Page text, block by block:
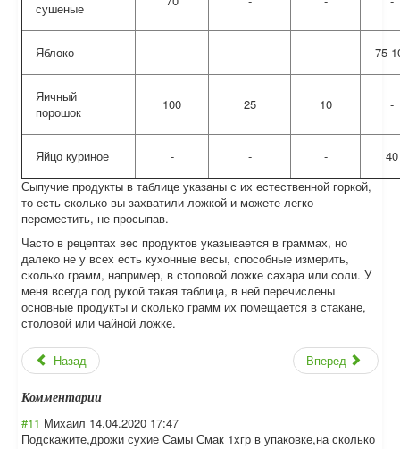
сушеные
Яблоко - - - 75-
Яичный
порошок
100 25 10 -
Яйцо куриное - - -
40
Сыпучие продукты в таблице указаны с их естественной горкой,
то есть сколько вы захватили ложкой и можете легко
переместить, не просыпав.
Часто в рецептах вес продуктов указывается в граммах, но
далеко не у всех есть кухонные весы, способные измерить,
сколько грамм, например, в столовой ложке сахара или соли. У
меня всегда под рукой такая таблица, в ней перечислены
основные продукты и сколько грамм их помещается в стакане,
столовой или чайной ложке.
Назад Вперед
Комментарии
#11 Михаил 14.04.2020 17:47
Подскажите,дрожи сухие Самы Смак 1хгр в упаковке,на сколько